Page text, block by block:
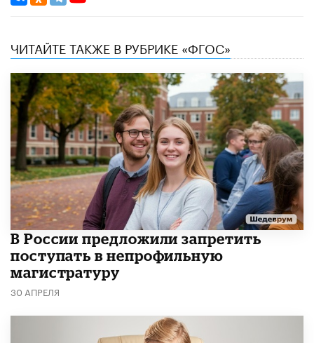
ЧИТАЙТЕ ТАКЖЕ В РУБРИКЕ «ФГОС»
В России предложили запретить
поступать в непрофильную
магистратуру
30 АПРЕЛЯ